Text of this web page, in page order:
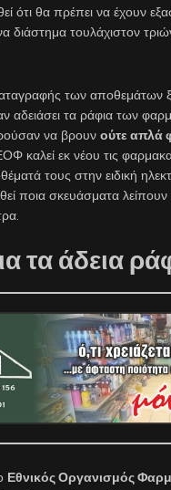
ότι θα πρέπει να έχουν
διάστημα τουλάχιστον
των αποθεμάτων
αδειάσει τα ράφια των
να βρουν ούτε απλά
καλεί εκ νέου τις
τους στην ειδική
ποια σκευάσματα
τα άδεια
Εθνικός Οργανισμός